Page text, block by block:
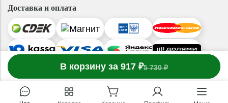
В корзину за 917 ₽5 730 ₽
1 товар в корзине
Доставка и оплата
© 2019-2026 ООО «ГАРДЕНМАРТ24»